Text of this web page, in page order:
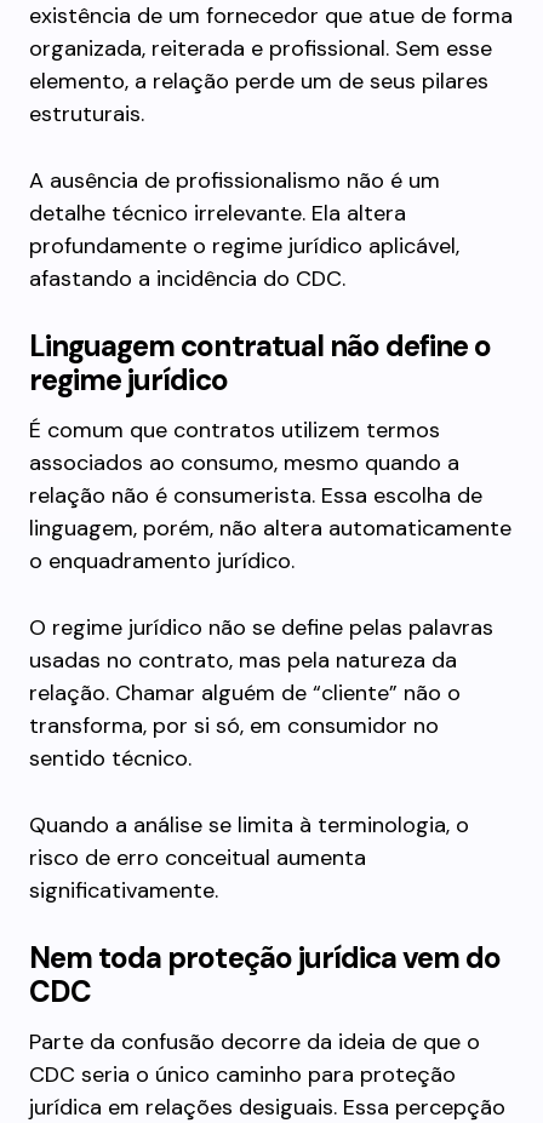
existência de um fornecedor que atue de forma
organizada, reiterada e profissional. Sem esse
elemento, a relação perde um de seus pilares
estruturais.
A ausência de profissionalismo não é um
detalhe técnico irrelevante. Ela altera
profundamente o regime jurídico aplicável,
afastando a incidência do CDC.
Linguagem contratual não define o
regime jurídico
É comum que contratos utilizem termos
associados ao consumo, mesmo quando a
relação não é consumerista. Essa escolha de
linguagem, porém, não altera automaticamente
o enquadramento jurídico.
O regime jurídico não se define pelas palavras
usadas no contrato, mas pela natureza da
relação. Chamar alguém de “cliente” não o
transforma, por si só, em consumidor no
sentido técnico.
Quando a análise se limita à terminologia, o
risco de erro conceitual aumenta
significativamente.
Nem toda proteção jurídica vem do
CDC
Parte da confusão decorre da ideia de que o
CDC seria o único caminho para proteção
jurídica em relações desiguais. Essa percepção